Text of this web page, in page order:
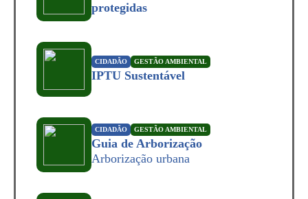
protegidas
CIDADÃO GESTÃO AMBIENTAL
IPTU Sustentável
CIDADÃO GESTÃO AMBIENTAL
Guia de Arborização
Arborização urbana